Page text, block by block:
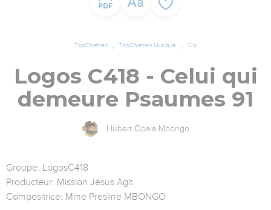
TopChrétien TopChrétien Musique Clip
Logos C418 - Celui qui
demeure Psaumes 91
Hubert Opala Mbongo
Groupe: LogosC418
Producteur: Mission Jésus Agit
Compositrice: Mme Presline MBONGO